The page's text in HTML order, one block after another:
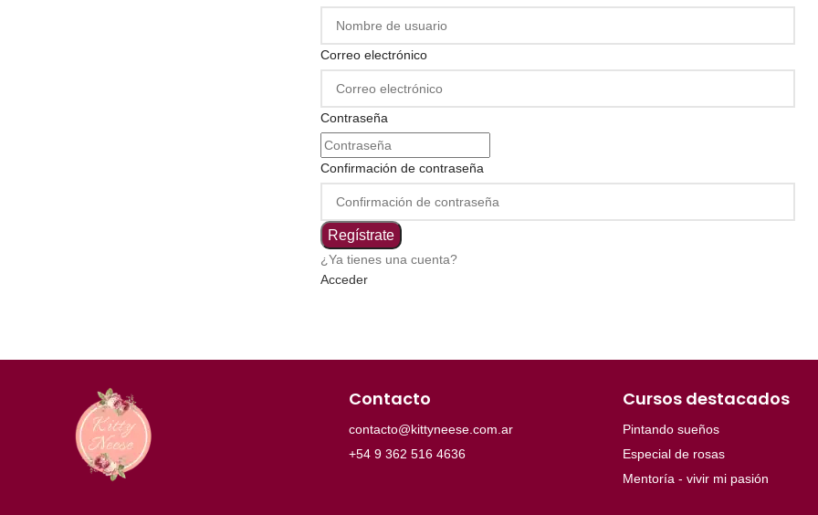
Correo electrónico
Contraseña
Confirmación de contraseña
Regístrate
¿Ya tienes una cuenta?
Acceder
Contacto
contacto@kittyneese.com.ar
+54 9 362 516 4636
Cursos destacados
Pintando sueños
Especial de rosas
Mentoría - vivir mi pasión